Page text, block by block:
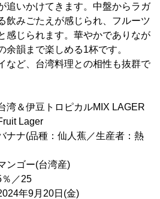
追いかけてきます。中盤からラガ
飲みごたえが感じられ、フルーツ
感じられます。華やかでありなが
余韻まで楽しめる1杯です。
など、台湾料理との相性も抜群で
トロピカルMIX LAGER
Lager
種：仙人蕉／生産者：熱
湾産)
／25
年9月20日(金)